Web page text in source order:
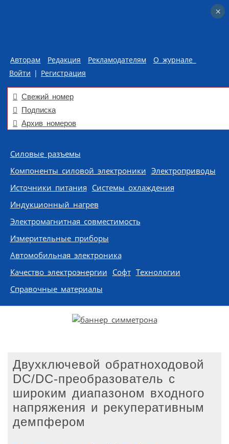
Авторам Редакция Рекламодателям
О журнале
Войти | Регистрация
Свежий номер
Подписка
Архив номеров
Skip to content
Силовые разъемы
Компоненты силовой электроники Электроприводы
Источники питания Системы охлаждения
Индукционный нагрев
Электромагнитная совместимость
Измерительные приборы
Автомобильная электроника
Качество электроэнергии Софт Технологии
Справочные материалы
Двухключевой обратноходовой
DC/DC-преобразователь с
широким диапазоном входного
напряжения и рекуперативным
демпфером
×
×